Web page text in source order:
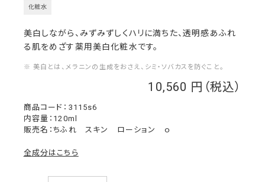
化粧水
10,560
3115s6
美白しながら、みずみずしくハリに満ちた、透明感あふれ
る肌をめざす薬用美白化粧水です。
※ 美白とは、メラニンの生成をおさえ、シミ・ソバカスを防ぐこと。
内容量：120ml
販売名：ちふれ スキン ローション ｏ
全成分はこちら